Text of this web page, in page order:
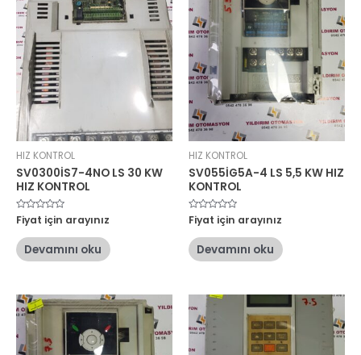
HIZ KONTROL
SV0300İS7-4NO LS 30 KW
HIZ KONTROL
5
üzerinden
oy
aldı
Fiyat için arayınız
Devamını oku
HIZ KONTROL
SV055İG5A-4 LS 5,5 KW HIZ
KONTROL
5
üzerinden
oy
aldı
Fiyat için arayınız
Devamını oku